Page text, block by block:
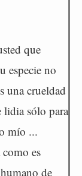
que
especie no
una crueldad
lidia sólo para
mío ...
es
de